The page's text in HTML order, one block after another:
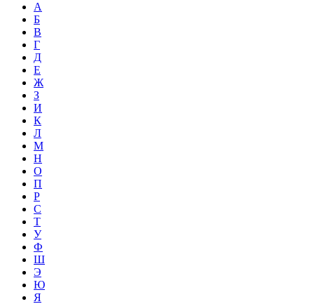
А
Б
В
Г
Д
Е
Ж
З
И
К
Л
М
Н
О
П
Р
С
Т
У
Ф
Ш
Э
Ю
Я